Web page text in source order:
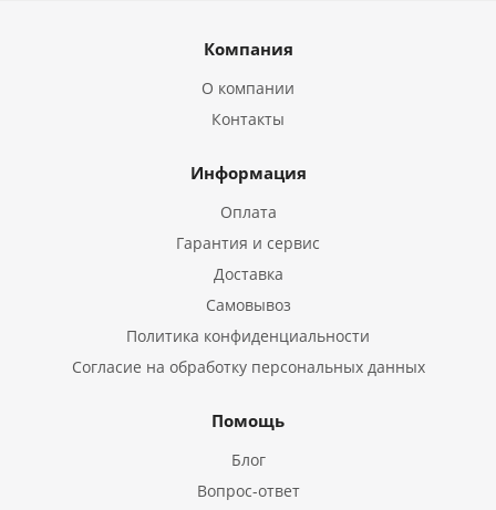
Компания
О компании
Контакты
Информация
Оплата
Гарантия и сервис
Доставка
Самовывоз
Политика конфиденциальности
Согласие на обработку персональных данных
Помощь
Блог
Вопрос-ответ